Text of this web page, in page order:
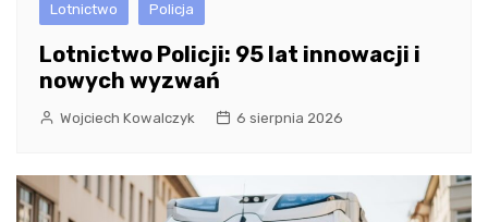
Lotnictwo Policja
Lotnictwo Policji: 95 lat innowacji i
nowych wyzwań
Wojciech Kowalczyk 6 sierpnia 2026